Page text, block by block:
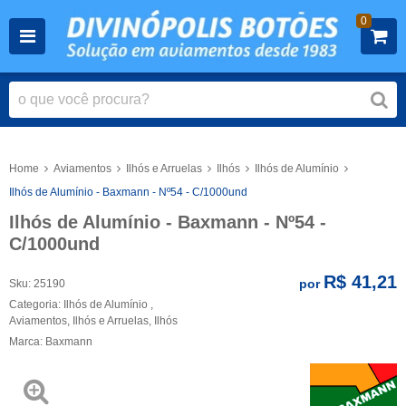
0
Home Aviamentos Ilhós e Arruelas Ilhós
Ilhós de Alumínio
Ilhós de Alumínio - Baxmann - Nº54 - C/1000und
Ilhós de Alumínio - Baxmann - Nº54 -
C/1000und
Sku: 25190
Categoria: Ilhós de Alumínio
Aviamentos Ilhós e Arruelas Ilhós
Marca: Baxmann
por R$ 41,21